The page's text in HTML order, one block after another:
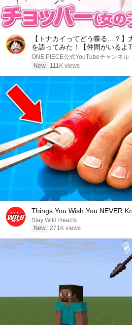
【トナカイってどう喋る…？】
を語ってみた！【仲間がいるよ
ONE PIECE公式YouTubeチャンネル
New
111K views
Things You Wish You NEVER
Stay Wild Reacts
New 271K views